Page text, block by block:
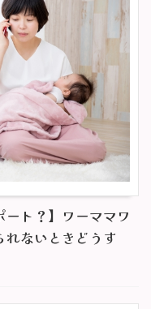
ート？】ワーママワ
れないときどうす